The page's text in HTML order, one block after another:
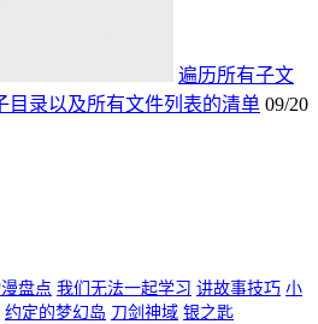
遍历所有子文
目录以及所有文件列表的清单 09/20
盘点 我们无法一起学习 讲故事技巧 小
约定的梦幻岛 刀剑神域 银之匙